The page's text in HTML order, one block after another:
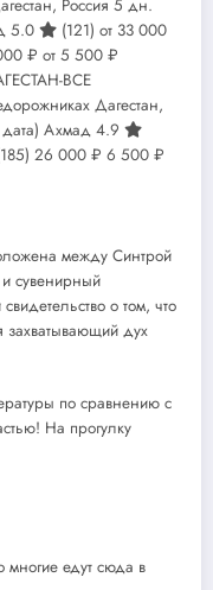
Россия 5 дн.
5.0 (121) от 33 000
₽ от 5 500 ₽
ВСЕ
Дагестан,
Ахмад 4.9
26 000 ₽ 6 500 ₽
между Синтрой
сувенирный
о том, что
захватывающий дух
по сравнению с
На прогулку
многие едут сюда в